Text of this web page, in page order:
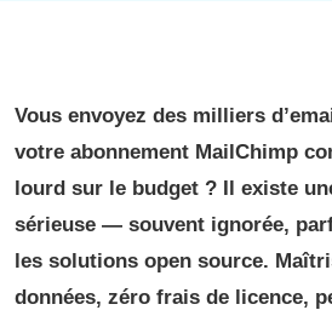
Vous envoyez des milliers
votre abonnement MailChimp
lourd sur le budget ? Il existe
sérieuse — souvent ignorée,
les solutions open source.
données, zéro frais de licence,